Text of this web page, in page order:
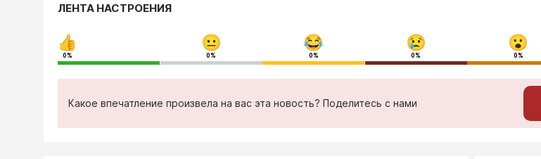
ЛЕНТА НАСТРОЕНИЯ
0% 0% 0% 0% 0%
Какое впечатление произвела на вас эта новость? Поделитесь с нами